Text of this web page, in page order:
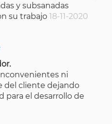
y subsanadas
su trabajo 18-11-2020
ni
del cliente dejando
para el desarrollo de